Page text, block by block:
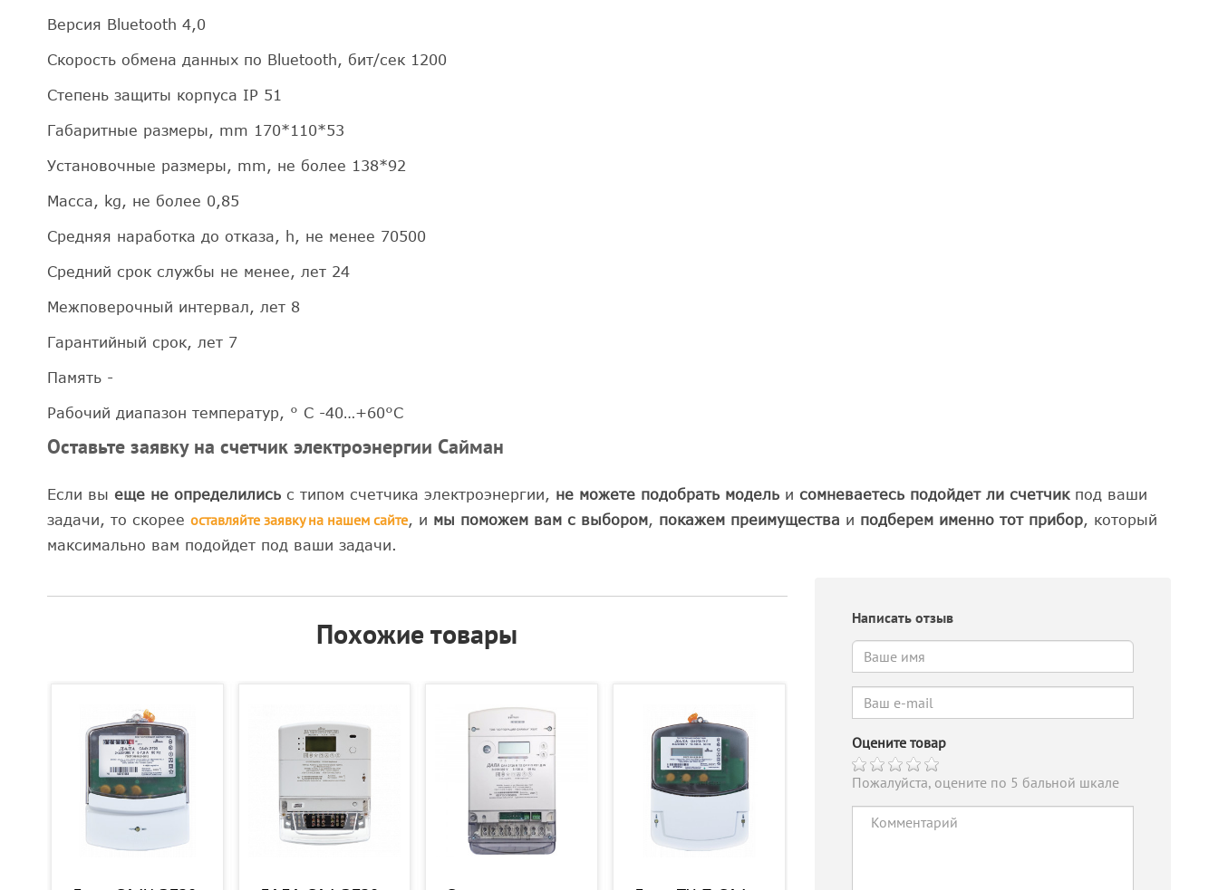
Версия Bluetooth 4,0
Скорость обмена данных по Bluetooth, бит/сек 1200
Степень защиты корпуса IP 51
Габаритные размеры, mm 170*110*53
Установочные размеры, mm, не более 138*92
Масса, kg, не более 0,85
Средняя наработка до отказа, h, не менее 70500
Средний срок службы не менее, лет 24
Межповерочный интервал, лет 8
Гарантийный срок, лет 7
Память -
Рабочий диапазон температур, ° С -40…+60°С
Оставьте заявку на счетчик электроэнергии Сайман
Если вы еще не определились с типом счетчика электроэнергии, не можете подобрать модель и сомневаетесь подойдет ли счетчик под ваши
задачи, то скорее оставляйте заявку на нашем сайте, и мы поможем вам с выбором, покажем преимущества и подберем именно тот прибор, который
максимально вам подойдет под ваши задачи.
Похожие товары Написать отзыв
Оцените товар
Пожалуйста, оцените по 5 бальной шкале